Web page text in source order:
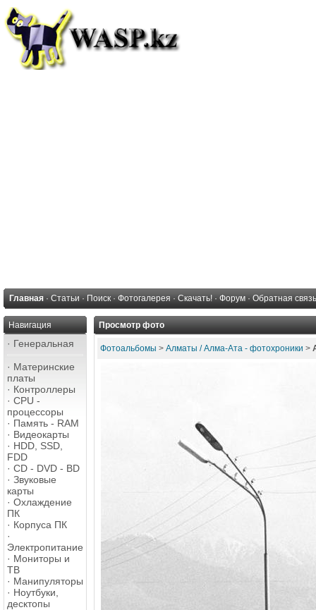
Главная · Статьи · Поиск · Фотогалерея · Скачать! · Форум · Обратная связь
Навигация
· Генеральная
· Материнские
платы
· Контроллеры
· CPU -
процессоры
· Память - RAM
· Видеокарты
· HDD, SSD,
FDD
· CD - DVD - BD
· Звуковые
карты
· Охлаждение
ПК
· Корпуса ПК
·
Электропитание
· Мониторы и
ТВ
· Манипуляторы
· Ноутбуки,
десктопы
Просмотр фото
Фотоальбомы > Алматы / Алма-Ата - фотохроники >